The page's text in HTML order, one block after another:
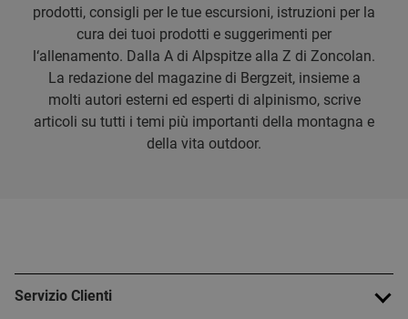
prodotti, consigli per le tue escursioni, istruzioni per la
cura dei tuoi prodotti e suggerimenti per
l‘allenamento. Dalla A di Alpspitze alla Z di Zoncolan.
La redazione del magazine di Bergzeit, insieme a
molti autori esterni ed esperti di alpinismo, scrive
articoli su tutti i temi più importanti della montagna e
della vita outdoor.
Servizio Clienti